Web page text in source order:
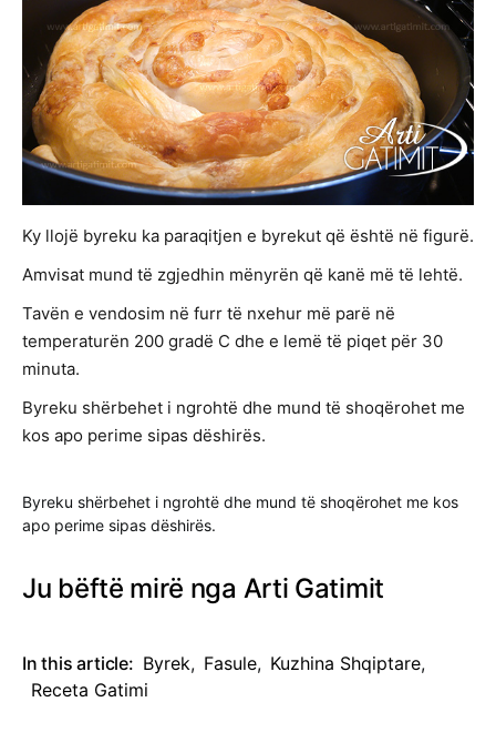
Ky llojë byreku ka paraqitjen e byrekut që është në figurë.
Amvisat mund të zgjedhin mënyrën që kanë më të lehtë.
Tavën e vendosim në furr të nxehur më parë në
temperaturën 200 gradë C dhe e lemë të piqet për 30
minuta.
Byreku shërbehet i ngrohtë dhe mund të shoqërohet me
kos apo perime sipas dëshirës.
Byreku shërbehet i ngrohtë dhe mund të shoqërohet me kos
apo perime sipas dëshirës.
Ju bëftë mirë nga Arti Gatimit
In this article: Byrek, Fasule, Kuzhina Shqiptare,
Receta Gatimi